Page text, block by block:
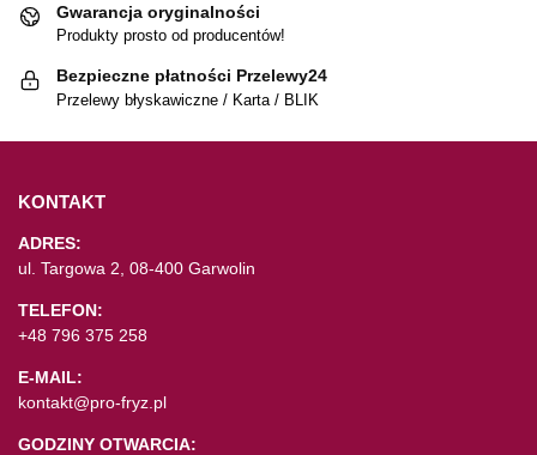
Gwarancja oryginalności
Produkty prosto od producentów!
Bezpieczne płatności Przelewy24
Przelewy błyskawiczne / Karta / BLIK
KONTAKT
ADRES:
ul. Targowa 2, 08-400 Garwolin
TELEFON:
+48 796 375 258
E-MAIL:
kontakt@pro-fryz.pl
GODZINY OTWARCIA: